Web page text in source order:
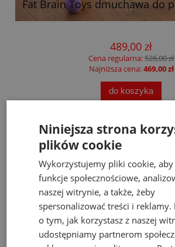
Fat Brain Toys dmuchawa do
489,00 zł
Cena regularna:526,00 zł
Najniższa cena:469,00 zł
do koszyka
Opinie
Ocena produktu Ocena
5
Opinie, z których została
wystawione przez
którzy dokonali zakupu w
Niniejsza strona
plików cookie
Wykorzystujemy pliki cookie,
funkcje społecznościowe,
naszej witrynie, a także, żeby
spersonalizować treści i
o tym, jak korzystasz z naszej
udostępniamy partnerom